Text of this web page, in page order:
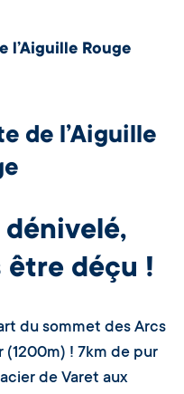
l’Aiguille Rouge
de l’Aiguille
être déçu !
du sommet des Arcs
(1200m) ! 7km de pur
de Varet aux